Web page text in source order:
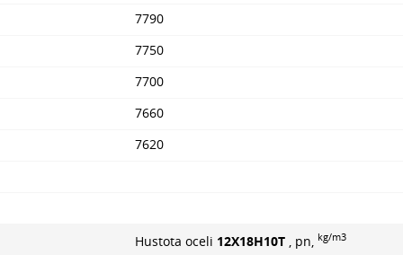
7790
7750
7700
7660
7620
Hustota oceli 12Х18Н10Т , pn, kg/m3